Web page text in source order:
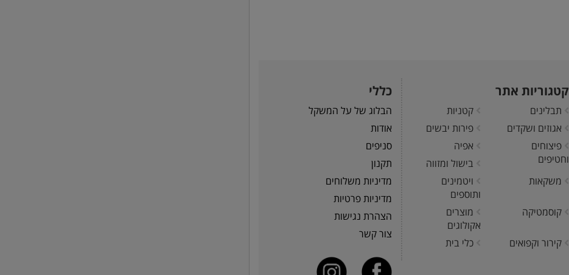
קטגוריות אתר
תבלינים
קטניות
אגוזים ושקדים
פירות יבשים
פיצוחים
וחטיפים
אפיה
בישול ומזווה
משקאות
ויטמינים
ותוספים
קוסמטיקה
מוצרים
אקולוגים
קירור וקפואים
כלי בית
כללי
הבלוג של על המשקל
אודות
סניפים
תקנון
מדיניות משלוחים
מדיניות פרטיות
הצהרת נגישות
צור קשר